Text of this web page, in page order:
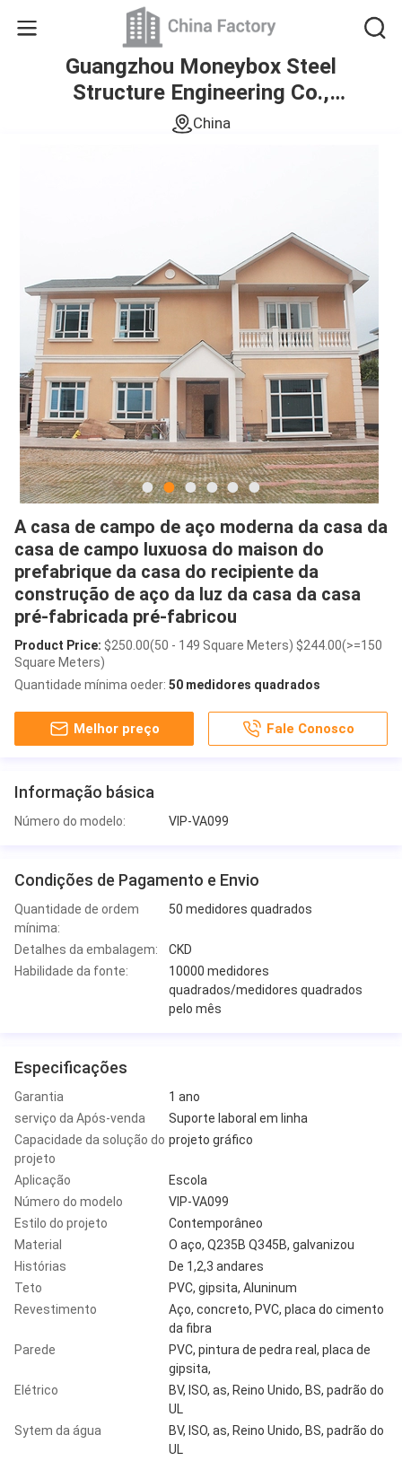
Guangzhou Moneybox Steel
Structure Engineering Co.,
Ltd.
China
A casa de campo de aço moderna da casa da
casa de campo luxuosa do maison do
prefabrique da casa do recipiente da
construção de aço da luz da casa da casa
pré-fabricada pré-fabricou
Product Price: $250.00(50 - 149 Square Meters) $244.00(>=150
Square Meters)
Quantidade mínima oeder: 50 medidores quadrados
Melhor preço Fale Conosco
Informação básica
Número do modelo: VIP-VA099
Condições de Pagamento e Envio
Quantidade de ordem
mínima:
50 medidores quadrados
Detalhes da embalagem:
CKD
Habilidade da fonte:
10000 medidores
quadrados/medidores quadrados
pelo mês
Especificações
Garantia
1 ano
serviço da Após-venda
Suporte laboral em linha
Capacidade da solução do
projeto
projeto gráfico
Aplicação
Escola
Número do modelo
VIP-VA099
Estilo do projeto
Contemporâneo
Material
O aço, Q235B Q345B, galvanizou
Histórias
De 1,2,3 andares
Teto
PVC, gipsita, Aluninum
Revestimento
Aço, concreto, PVC, placa do cimento
da fibra
Parede
PVC, pintura de pedra real, placa de
gipsita,
Elétrico
BV, ISO, as, Reino Unido, BS, padrão do
UL
Sytem da água
BV, ISO, as, Reino Unido, BS, padrão do
UL